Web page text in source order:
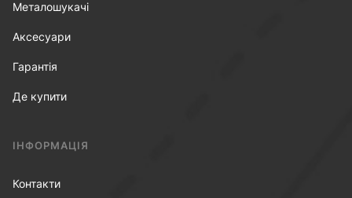
Металошукачі
Аксесуари
Гарантія
Де купити
ІНФОРМАЦІЯ
Контакти